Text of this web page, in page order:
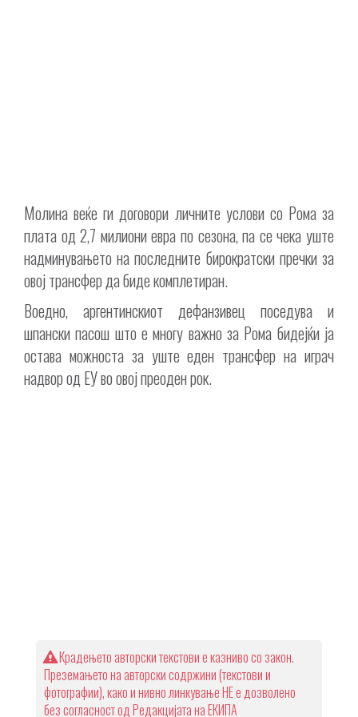
Молина веќе ги договори личните услови со Рома за
плата од 2,7 милиони евра по сезона, па се чека уште
надминувањето на последните бирократски пречки за
овој трансфер да биде комплетиран.
Воедно, аргентинскиот дефанзивец поседува и
шпански пасош што е многу важно за Рома бидејќи ја
остава можноста за уште еден трансфер на играч
надвор од ЕУ во овој преоден рок.
Крадењето авторски текстови е казниво со закон.
Преземањето на авторски содржини (текстови и
фотографии), како и нивно линкување НЕ е дозволено
без согласност од Редакцијата на ЕКИПА